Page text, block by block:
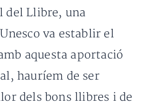
del Llibre, una
va establir el
aquesta aportació
hauríem de ser
dels bons llibres i de